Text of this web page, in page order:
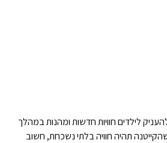
לילדים חוויות חדשות ומהנות במהלך
תהיה חוויה בלתי נשכחת, חשוב